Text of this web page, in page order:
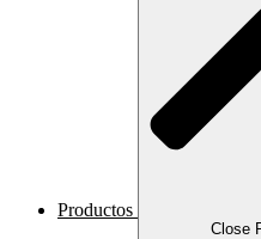
Productos
Close